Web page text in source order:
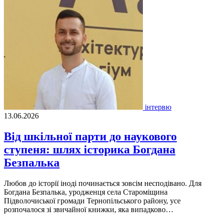
інтервю
13.06.2026
Від шкільної парти до наукового
ступеня: шлях історика Богдана
Безпалька
Любов до історії іноді починається зовсім несподівано. Для
Богдана Безпалька, уродженця села Староміщина
Підволочиської громади Тернопільського району, усе
розпочалося зі звичайної книжки, яка випадково…